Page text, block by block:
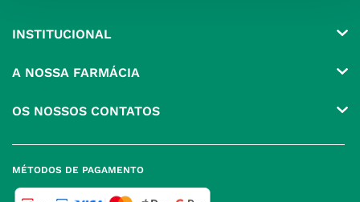
INSTITUCIONAL
Produtos Favoritos
A NOSSA FARMÁCIA
Política de Privacidade
OS NOSSOS CONTATOS
MÉTODOS DE PAGAMENTO